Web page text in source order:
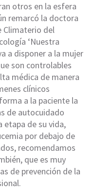
otros en la esfera
remarcó la doctora
Climaterio del
‘Nuestra
a disponer a la mujer
son controlables
médica de manera
clínicos
a la paciente la
de autocuidado
etapa de su vida,
por debajo de
recomendamos
que es muy
de prevención de la